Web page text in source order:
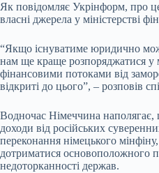
Як повідомляє Укрінформ, про
власні джерела у міністерстві
“Якщо існуватиме юридично
нам ще краще розпоряджатися
фінансовими потоками від
відкриті до цього”, – розповів
Водночас Німеччина
доходи від російських
переконання німецького
дотриматися основоположного
недоторканності держав.